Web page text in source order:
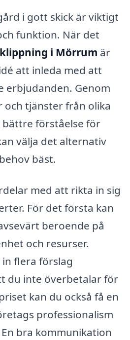
i gott skick är viktigt
funktion. När det
i Mörrum är
att inleda med att
erbjudanden. Genom
tjänster från olika
förståelse för
välja det alternativ
bäst.
med att rikta in sig
För det första kan
beroende på
och resurser.
flera förslag
du inte överbetalar för
kan du också få en
professionalism
bra kommunikation